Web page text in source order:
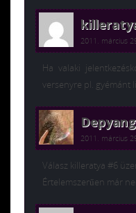
2011. március
Ha valaki
versenyre pl. gyémánt
2011. március
Válasz killeratya #6
Értelemszerűen már